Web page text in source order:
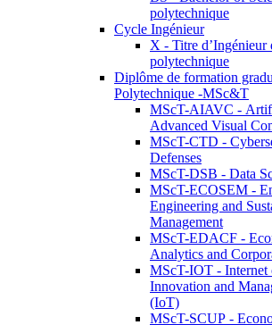
polytechnique
Cycle Ingénieur
X - Titre d’Ingénieur
polytechnique
Diplôme de formation
Polytechnique -MSc&T
MScT-AIAVC -
Advanced Visual
MScT-CTD -
Defenses
MScT-DSB - Data
MScT-ECOSEM -
Engineering and
Management
MScT-EDACF -
Analytics and
MScT-IOT - Internet
Innovation and
(IoT)
MScT-SCUP -